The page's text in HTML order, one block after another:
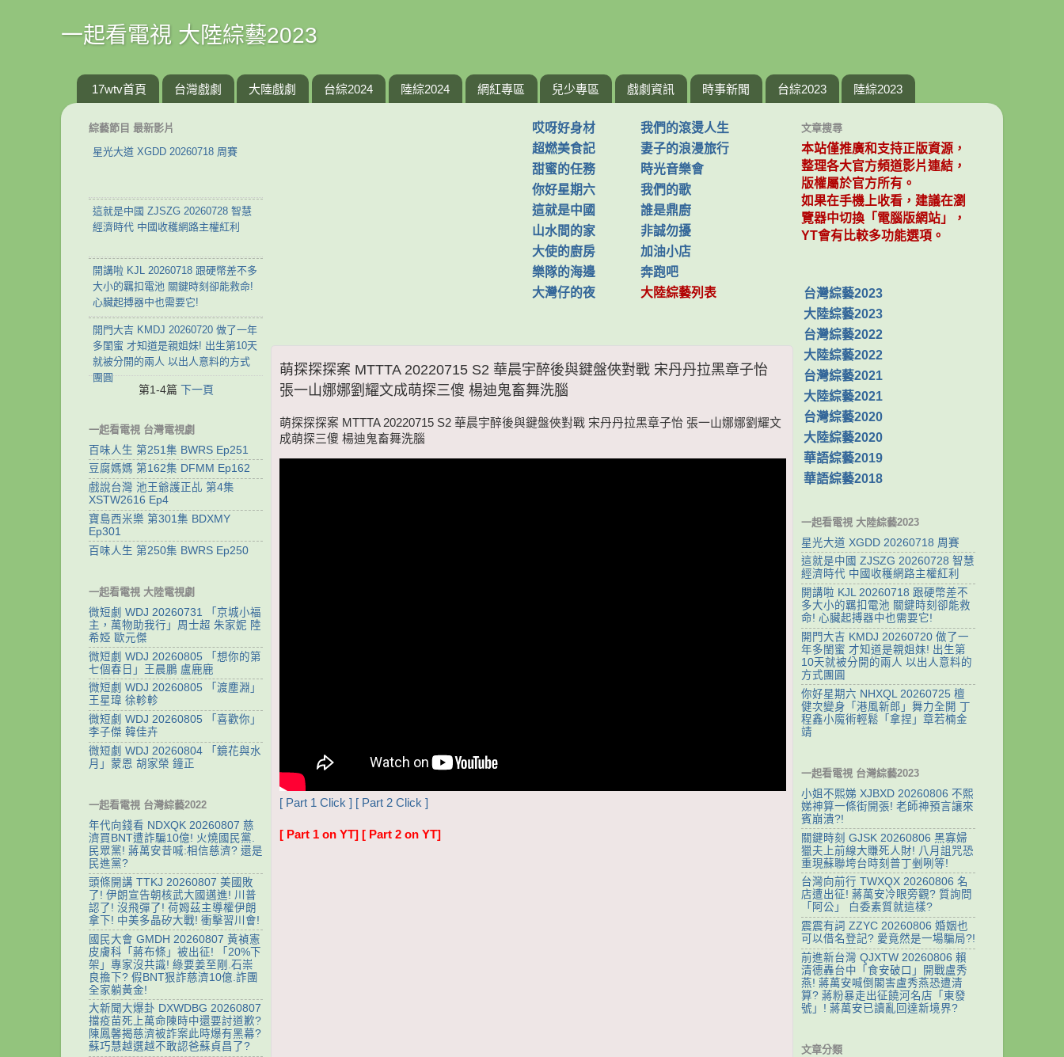
一起看電視 大陸綜藝2023
17wtv首頁 台灣戲劇 大陸戲劇 台綜2024 陸綜2024 網紅專區 兒少專區 戲劇資訊 時事新聞 台綜2023 陸綜2023
哎呀好身材
我們的滾燙人生
超燃美食記
妻子的浪漫旅行
甜蜜的任務
時光音樂會
你好星期六
我們的歌
這就是中國
誰是鼎廚
山水間的家
非誠勿擾
大使的廚房
加油小店
樂隊的海邊
奔跑吧
大灣仔的夜
大陸綜藝列表
萌探探探案 MTTTA 20220715 S2 華晨宇醉後與鍵盤俠對戰 宋丹丹拉黑章子怡
張一山娜娜劉耀文成萌探三傻 楊迪鬼畜舞洗腦
萌探探探案 MTTTA 20220715 S2 華晨宇醉後與鍵盤俠對戰 宋丹丹拉黑章子怡 張一山娜娜劉耀文
成萌探三傻 楊迪鬼畜舞洗腦
[ Part 1 Click ] [ Part 2 Click ]
[ Part 1 on YT] [ Part 2 on YT]
綜藝節目 最新影片
星光大道 XGDD 20260718 周賽
這就是中國 ZJSZG 20260728 智慧
經濟時代 中國收穫網路主權紅利
開講啦 KJL 20260718 跟硬幣差不多
大小的羈扣電池 關鍵時刻卻能救命!
心臟起搏器中也需要它!
開門大吉 KMDJ 20260720 做了一年
多閨蜜 才知道是親姐妹! 出生第10天
就被分開的兩人 以出人意料的方式
團圓
第1-4篇 下一頁
一起看電視 台灣電視劇
百味人生 第251集 BWRS Ep251
豆腐媽媽 第162集 DFMM Ep162
戲說台灣 池王爺護正乩 第4集
XSTW2616 Ep4
寶島西米樂 第301集 BDXMY
Ep301
百味人生 第250集 BWRS Ep250
一起看電視 大陸電視劇
微短劇 WDJ 20260731 「京城小福
主，萬物助我行」周士超 朱家妮 陸
希婭 歐元傑
微短劇 WDJ 20260805 「想你的第
七個春日」王晨鵬 盧鹿鹿
微短劇 WDJ 20260805 「渡塵淵」
王星瑋 徐軫軫
微短劇 WDJ 20260805 「喜歡你」
李子傑 韓佳卉
微短劇 WDJ 20260804 「鏡花與水
月」蒙恩 胡家榮 鐘正
一起看電視 台灣綜藝2022
年代向錢看 NDXQK 20260807 慈
濟買BNT遭詐騙10億! 火燒國民黨.
民眾黨! 蔣萬安昔喊:相信慈濟? 還是
民進黨?
頭條開講 TTKJ 20260807 美國敗
了! 伊朗宣告朝核武大國邁進! 川普
認了! 沒飛彈了! 荷姆茲主導權伊朗
拿下! 中美多晶矽大戰! 衝擊習川會!
國民大會 GMDH 20260807 黃禎憲
皮膚科「蔣布條」被出征! 「20%下
架」專家沒共識! 綠要姜至剛.石崇
良擔下? 假BNT狠詐慈濟10億.詐團
全家躺黃金!
大新聞大爆卦 DXWDBG 20260807
擋疫苗死上萬命陳時中還要討道歉?
陳鳳馨揭慈濟被詐案此時爆有黑幕?
蘇巧慧越選越不敢認爸蘇貞昌了?
文章搜尋
本站僅推廣和支持正版資源，
整理各大官方頻道影片連結，
版權屬於官方所有。
如果在手機上收看，建議在瀏
覽器中切換「電腦版網站」，
YT會有比較多功能選項。
台灣綜藝2023
大陸綜藝2023
台灣綜藝2022
大陸綜藝2022
台灣綜藝2021
大陸綜藝2021
台灣綜藝2020
大陸綜藝2020
華語綜藝2019
華語綜藝2018
一起看電視 大陸綜藝2023
星光大道 XGDD 20260718 周賽
這就是中國 ZJSZG 20260728 智慧
經濟時代 中國收穫網路主權紅利
開講啦 KJL 20260718 跟硬幣差不
多大小的羈扣電池 關鍵時刻卻能救
命! 心臟起搏器中也需要它!
開門大吉 KMDJ 20260720 做了一
年多閨蜜 才知道是親姐妹! 出生第
10天就被分開的兩人 以出人意料的
方式團圓
你好星期六 NHXQL 20260725 檀
健次變身「港風新郎」舞力全開 丁
程鑫小魔術輕鬆「拿捏」章若楠金
靖
一起看電視 台灣綜藝2023
小姐不熙娣 XJBXD 20260806 不熙
娣神算一條街開張! 老師神預言讓來
賓崩潰?!
關鍵時刻 GJSK 20260806 黑寡婦
獵夫上前線大賺死人財! 八月詛咒恐
重現蘇聯垮台時刻普丁剉咧等!
台灣向前行 TWXQX 20260806 名
店遭出征! 蔣萬安冷眼旁觀? 質詢問
「阿公」 白委素質就這樣?
震震有詞 ZZYC 20260806 婚姻也
可以借名登記? 愛竟然是一場騙局?!
前進新台灣 QJXTW 20260806 賴
清德轟台中「食安破口」開戰盧秀
燕! 蔣萬安喊倒閣害盧秀燕恐遭清
算? 蔣粉暴走出征饒河名店「東發
號」! 蔣萬安已讀亂回達新境界?
文章分類